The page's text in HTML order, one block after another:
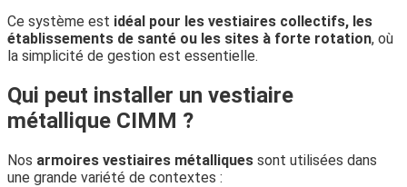
Ce système est idéal pour les vestiaires collectifs, les
établissements de santé ou les sites à forte rotation, où
la simplicité de gestion est essentielle.
Qui peut installer un vestiaire
métallique CIMM ?
Nos armoires vestiaires métalliques sont utilisées dans
une grande variété de contextes :